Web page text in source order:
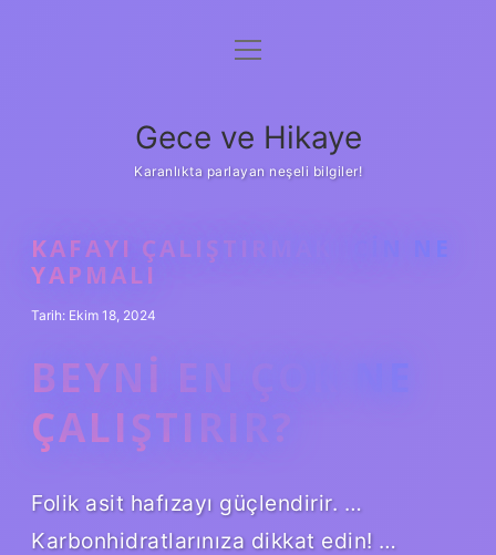
Anasayfa
Yasal Uyarı
menüyü
Gece ve Hikaye
Karanlıkta parlayan neşeli bilgiler!
KAFAYI ÇALIŞTIRMAK IÇIN NE
YAPMALI
Tarih: Ekim 18, 2024
BEYNI EN ÇOK NE
ÇALIŞTIRIR?
Folik asit hafızayı güçlendirir. …
Karbonhidratlarınıza dikkat edin! …